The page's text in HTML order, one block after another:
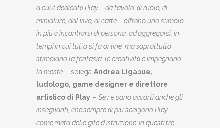
a cui è dedicato Play – da tavolo, di ruolo, di
miniature, dal vivo, di carte – offrono uno stimolo
in più a incontrarsi di persona, ad aggregarsi, in
tempi in cui tutto si fa online; ma soprattutto
stimolano la fantasia, la creatività e impegnano
la mente – spiega Andrea Ligabue,
ludologo, game designer e direttore
artistico di Play – Se ne sono accorti anche gli
insegnanti, che sempre di più scelgono Play
come meta delle gite d’istruzione: in questi tre